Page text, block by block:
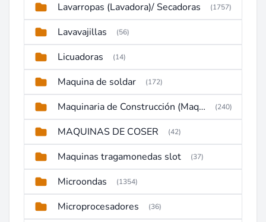
Lavarropas (Lavadora)/ Secadoras (1757)
Lavavajillas (56)
Licuadoras (14)
Maquina de soldar (172)
Maquinaria de Construcción (Maquinaria Pesada) (240)
MAQUINAS DE COSER (42)
Maquinas tragamonedas slot (37)
Microondas (1354)
Microprocesadores (36)